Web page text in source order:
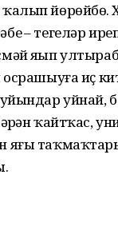
йө­рөй­бөҙ.
– тегеләр
яҙып
иҫ
уйнай,
ҡайтҡас,
таҡмаҡ­та­ры